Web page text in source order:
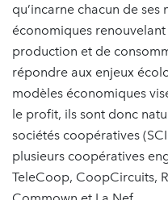
qu’incarne chacun de
économiques
production et de
répondre aux enjeux
modèles économiques
le profit, ils sont donc
sociétés coopératives
plusieurs coopératives
TeleCoop, CoopCircuits,